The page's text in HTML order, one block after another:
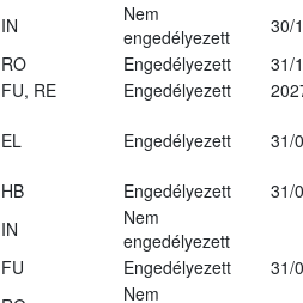
IN
Nem
engedélyezett
30/
RO Engedélyezett
31/
FU, RE Engedélyezett
EL Engedélyezett 31/
HB Engedélyezett
31/
IN
Nem
engedélyezett
FU Engedélyezett
31/
Nem